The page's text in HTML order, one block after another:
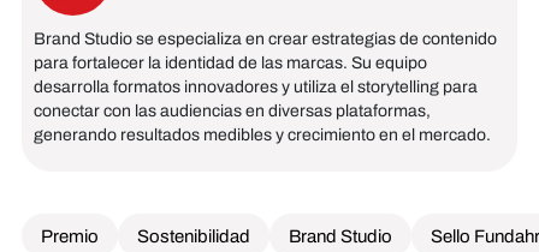
Brand Studio se especializa en crear estrategias de contenido
para fortalecer la identidad de las marcas. Su equipo
desarrolla formatos innovadores y utiliza el storytelling para
conectar con las audiencias en diversas plataformas,
generando resultados medibles y crecimiento en el mercado.
Premio Sostenibilidad Brand Studio Sello